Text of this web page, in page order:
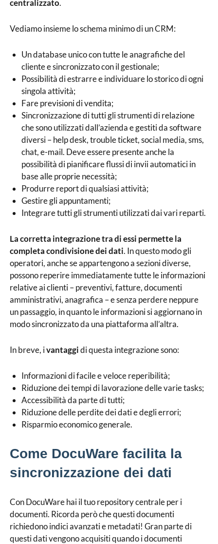
centralizzato.
Vediamo insieme lo schema minimo di un CRM:
Un database unico con tutte le anagrafiche del
cliente e sincronizzato con il gestionale;
Possibilità di estrarre e individuare lo storico di ogni
singola attività;
Fare previsioni di vendita;
Sincronizzazione di tutti gli strumenti di relazione
che sono utilizzati dall’azienda e gestiti da software
diversi – help desk, trouble ticket, social media, sms,
chat, e-mail. Deve essere presente anche la
possibilità di pianificare flussi di invii automatici in
base alle proprie necessità;
Produrre report di qualsiasi attività;
Gestire gli appuntamenti;
Integrare tutti gli strumenti utilizzati dai vari reparti.
La corretta integrazione tra di essi permette la
completa condivisione dei dati. In questo modo gli
operatori, anche se appartengono a sezioni diverse,
possono reperire immediatamente tutte le informazioni
relative ai clienti – preventivi, fatture, documenti
amministrativi, anagrafica – e senza perdere neppure
un passaggio, in quanto le informazioni si aggiornano in
modo sincronizzato da una piattaforma all’altra.
In breve, ivantaggidi questa integrazione sono:
Informazioni di facile e veloce reperibilità;
Riduzione dei tempi di lavorazione delle varie tasks;
Accessibilità da parte di tutti;
Riduzione delle perdite dei dati e degli errori;
Risparmio economico generale.
Come DocuWare facilita la
sincronizzazione dei dati
Con DocuWare hai il tuo repository centrale per i
documenti. Ricorda però che questi documenti
richiedono indici avanzati e metadati! Gran parte di
questi dati vengono acquisiti quando i documenti